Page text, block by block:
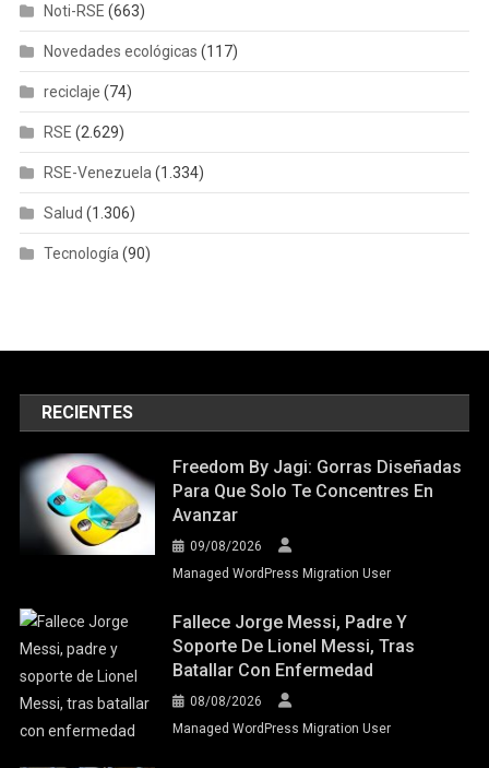
Noti-RSE (663)
Novedades ecológicas (117)
reciclaje (74)
RSE (2.629)
RSE-Venezuela (1.334)
Salud (1.306)
Tecnología (90)
RECIENTES
Freedom By Jagi: Gorras Diseñadas
Para Que Solo Te Concentres En
Avanzar
09/08/2026
Managed WordPress Migration User
Fallece Jorge Messi, Padre Y
Soporte De Lionel Messi, Tras
Batallar Con Enfermedad
08/08/2026
Managed WordPress Migration User